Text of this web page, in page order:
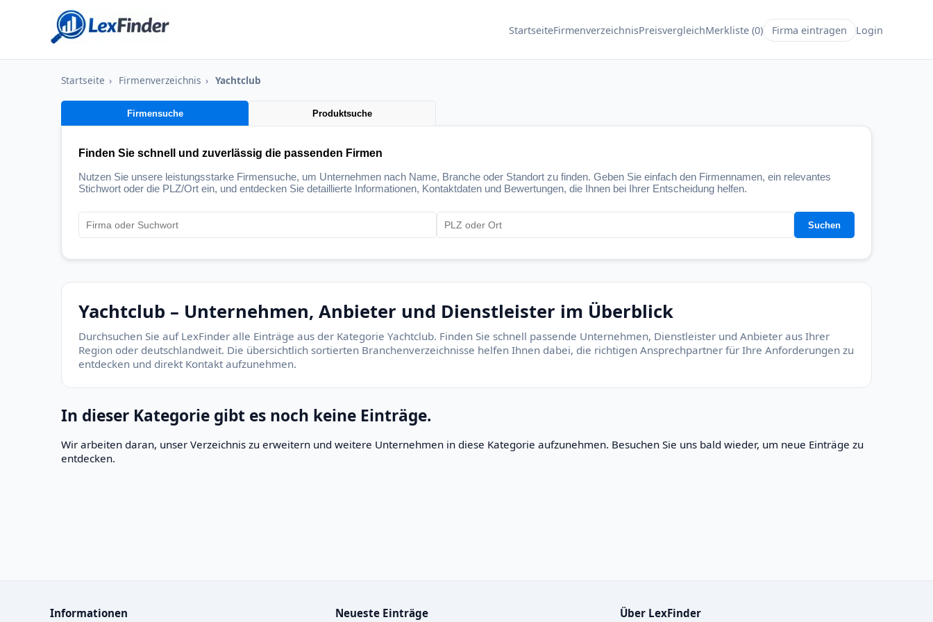
StartseiteFirmenverzeichnisPreisvergleichMerkliste (0) Firma eintragen Login
Startseite › Firmenverzeichnis › Yachtclub
Firmensuche Produktsuche
Finden Sie schnell und zuverlässig die passenden Firmen
Nutzen Sie unsere leistungsstarke Firmensuche, um Unternehmen nach Name, Branche oder Standort zu finden. Geben Sie einfach den Firmennamen, ein relevantes
Stichwort oder die PLZ/Ort ein, und entdecken Sie detaillierte Informationen, Kontaktdaten und Bewertungen, die Ihnen bei Ihrer Entscheidung helfen.
Suchen
Yachtclub – Unternehmen, Anbieter und Dienstleister im Überblick
Durchsuchen Sie auf LexFinder alle Einträge aus der Kategorie Yachtclub. Finden Sie schnell passende Unternehmen, Dienstleister und Anbieter aus Ihrer
Region oder deutschlandweit. Die übersichtlich sortierten Branchenverzeichnisse helfen Ihnen dabei, die richtigen Ansprechpartner für Ihre Anforderungen zu
entdecken und direkt Kontakt aufzunehmen.
In dieser Kategorie gibt es noch keine Einträge.
Wir arbeiten daran, unser Verzeichnis zu erweitern und weitere Unternehmen in diese Kategorie aufzunehmen. Besuchen Sie uns bald wieder, um neue Einträge zu
entdecken.
Informationen Neueste Einträge Über LexFinder